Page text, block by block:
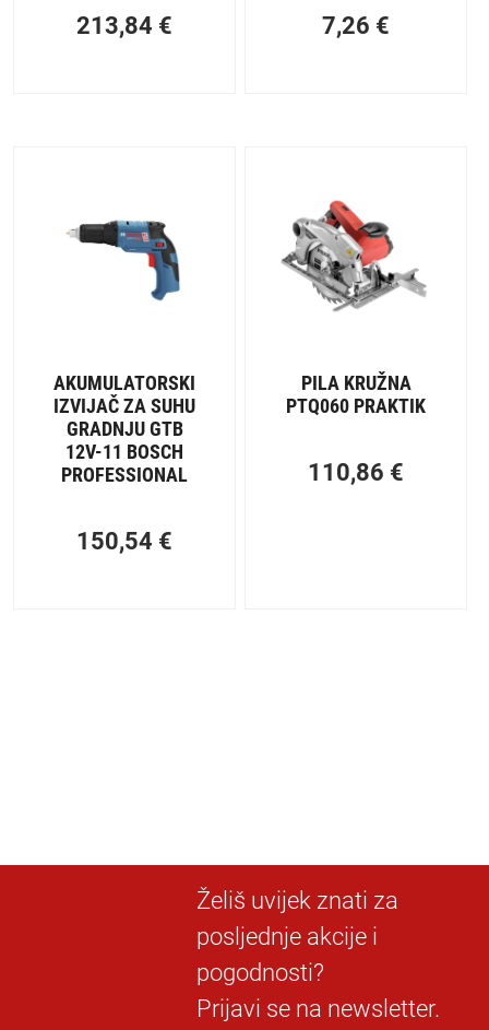
213,84 € 7,26 €
AKUMULATORSKI
IZVIJAČ ZA SUHU
GRADNJU GTB
12V-11 BOSCH
PROFESSIONAL
150,54 €
PILA KRUŽNA
PTQ060 PRAKTIK
110,86 €
Želiš uvijek znati za
posljednje akcije i
pogodnosti?
Prijavi se na newsletter.